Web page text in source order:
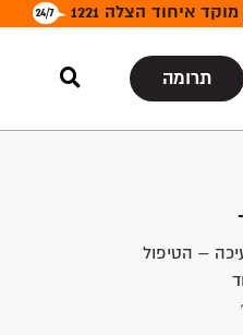
מוקד איחוד הצלה 1221
תרומה
– הטיפול